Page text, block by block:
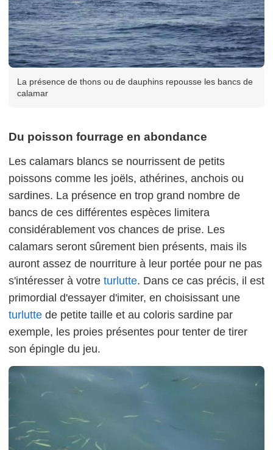
La présence de thons ou de dauphins repousse les bancs de
calamar
Du poisson fourrage en abondance
Les calamars blancs se nourrissent de petits
poissons comme les joëls, athérines, anchois ou
sardines. La présence en trop grand nombre de
bancs de ces différentes espèces limitera
considérablement vos chances de prise. Les
calamars seront sûrement bien présents, mais ils
auront assez de nourriture à leur portée pour ne pas
s'intéresser à votre turlutte. Dans ce cas précis, il est
primordial d'essayer d'imiter, en choisissant une
turlutte de petite taille et au coloris sardine par
exemple, les proies présentes pour tenter de tirer
son épingle du jeu.